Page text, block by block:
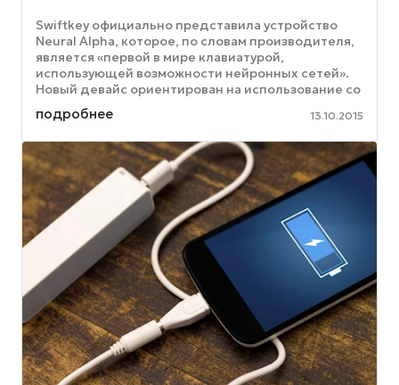
Swiftkey официально представила устройство
Neural Alpha, которое, по словам производителя,
является «первой в мире клавиатурой,
использующей возможности нейронных сетей».
Новый девайс ориентирован на использование со
смартфонами. Как ожидается, ...
подробнее 13.10.2015